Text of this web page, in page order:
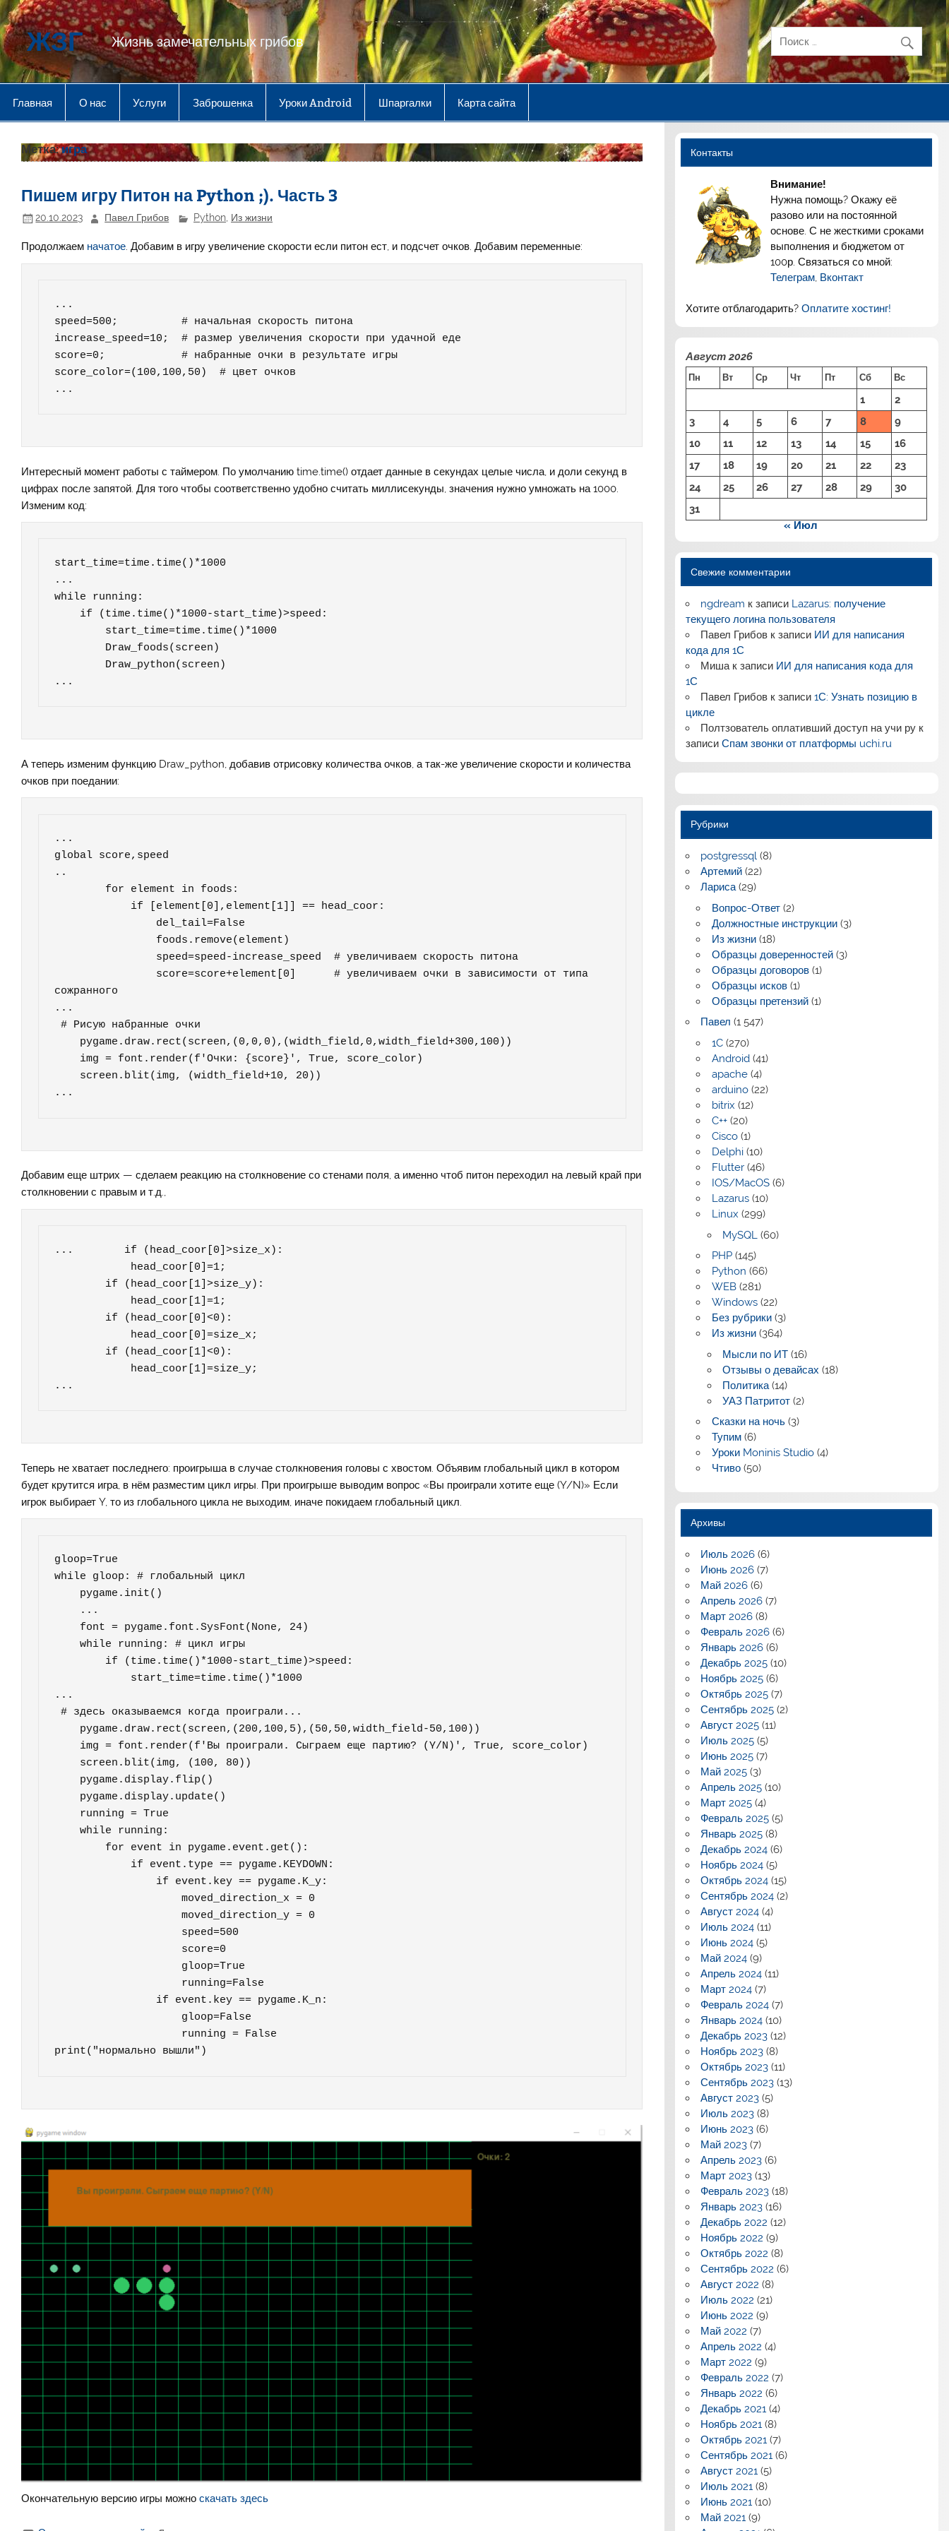
Перейти
к
содержимому
ЖЗГ Жизнь замечательных грибов
Главная О нас Услуги Заброшенка Уроки Android Шпаргалки Карта сайта
Метка:игра
Пишем игру Питон на Python ;). Часть 3
20.10.2023 Павел Грибов Python, Из жизни
Продолжаем начатое. Добавим в игру увеличение скорости если питон ест, и подсчет очков. Добавим переменные:
...
speed=500;          # начальная скорость питона
increase_speed=10;  # размер увеличения скорости при удачной еде
score=0;            # набранные очки в результате игры
score_color=(100,100,50)  # цвет очков
...
Интересный момент работы с таймером. По умолчанию time.time() отдает данные в секундах целые числа, и доли секунд в
цифрах после запятой. Для того чтобы соответственно удобно считать миллисекунды, значения нужно умножать на 1000.
Изменим код:
start_time=time.time()*1000
...
while running:
...
А теперь изменим функцию Draw_python, добавив отрисовку количества очков, а так-же увеличение скорости и количества
очков при поедании:
...
global score,speed
..
сожранного
...
# Рисую набранные очки
...
Добавим еще штрих — сделаем реакцию на столкновение со стенами поля, а именно чтоб питон переходил на левый край при
столкновении с правым и т.д.,
...        if (head_coor[0]>size_x):
...
Теперь не хватает последнего: проигрыша в случае столкновения головы с хвостом. Объявим глобальный цикл в котором
будет крутится игра, в нём разместим цикл игры. При проигрыше выводим вопрос «Вы проиграли хотите еще (Y/N)» Если
игрок выбирает Y, то из глобального цикла не выходим, иначе покидаем глобальный цикл.
gloop=True
while gloop: # глобальный цикл
    while running: # цикл игры
...
# здесь оказываемся когда проиграли...
    while running:
                    moved_direction_x = 0
                    moved_direction_y = 0
print("нормально вышли")
Окончательную версию игры можно скачать здесь
Контакты
Внимание!
Нужна помощь? Окажу её
разово или на постоянной
основе. С не жесткими сроками
выполнения и бюджетом от
100р. Связаться со мной:
Телеграм Вконтакт
Хотите отблагодарить?Оплатите хостинг!
Август 2026
Пн Вт Ср Чт Пт Сб Вс
1
2
3
4 5 6 7 8
9
10
11 12 13 14 15
16
17
18 19 20 21 22
23
24
25 26 27 28 29
30
31
« Июл
Свежие комментарии
ngdream к записи Lazarus: получение
текущего логина пользователя
Павел Грибов к записи ИИ для написания
кода для 1С
Мишак записи ИИ для написания кода для
1С
Павел Грибов к записи1С: Узнать позицию в
цикле
Полтзователь оплативший доступ на учи ру к
записиСпам звонки от платформы uchi.ru
Рубрики
postgressql (8)
Артемий (22)
Лариса(29)
Вопрос-Ответ(2)
Должностные инструкции(3)
Из жизни(18)
Образцы доверенностей(3)
Образцы договоров(1)
Образцы исков(1)
Образцы претензий(1)
Павел (1 547)
1C(270)
Android(41)
apache(4)
arduino(22)
bitrix (12)
C++(20)
Cisco(1)
Delphi(10)
Flutter(46)
IOS/MacOS(6)
Lazarus(10)
Linux (299)
MySQL(60)
PHP(145)
Python (66)
WEB(281)
Windows(22)
Без рубрики(3)
Из жизни(364)
Мысли по ИТ(16)
Отзывы о девайсах (18)
Политика(14)
УАЗ Патритот(2)
Сказки на ночь(3)
Тупим(6)
Уроки Moninis Studio(4)
Чтиво(50)
Архивы
Июль 2026 (6)
Июнь 2026 (7)
Май 2026 (6)
Апрель 2026 (7)
Март 2026 (8)
Февраль 2026 (6)
Январь 2026 (6)
Декабрь 2025 (10)
Ноябрь 2025 (6)
Октябрь 2025 (7)
Сентябрь 2025 (2)
Август 2025 (11)
Июль 2025 (5)
Июнь 2025 (7)
Май 2025 (3)
Апрель 2025 (10)
Март 2025 (4)
Февраль 2025 (5)
Январь 2025 (8)
Декабрь 2024 (6)
Ноябрь 2024 (5)
Октябрь 2024 (15)
Сентябрь 2024 (2)
Август 2024 (4)
Июль 2024 (11)
Июнь 2024 (5)
Май 2024 (9)
Апрель 2024 (11)
Март 2024 (7)
Февраль 2024 (7)
Январь 2024 (10)
Декабрь 2023 (12)
Ноябрь 2023 (8)
Октябрь 2023 (11)
Сентябрь 2023 (13)
Август 2023 (5)
Июль 2023 (8)
Июнь 2023 (6)
Май 2023 (7)
Апрель 2023 (6)
Март 2023 (13)
Февраль 2023 (18)
Январь 2023 (16)
Декабрь 2022 (12)
Ноябрь 2022 (9)
Октябрь 2022 (8)
Сентябрь 2022 (6)
Август 2022 (8)
Июль 2022 (21)
Июнь 2022 (9)
Май 2022 (7)
Апрель 2022 (4)
Март 2022 (9)
Февраль 2022 (7)
Январь 2022 (6)
Декабрь 2021 (4)
Ноябрь 2021 (8)
Октябрь 2021 (7)
Сентябрь 2021 (6)
Август 2021 (5)
Июль 2021 (8)
Июнь 2021 (10)
Май 2021 (9)